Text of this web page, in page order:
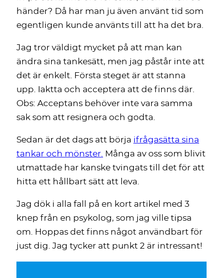
händer? Då har man ju även använt tid som
egentligen kunde använts till att ha det bra.
Jag tror väldigt mycket på att man kan
ändra sina tankesätt, men jag påstår inte att
det är enkelt. Första steget är att stanna
upp. Iaktta och acceptera att de finns där.
Obs: Acceptans behöver inte vara samma
sak som att resignera och godta.
Sedan är det dags att börja ifrågasätta sina
tankar och mönster. Många av oss som blivit
utmattade har kanske tvingats till det för att
hitta ett hållbart sätt att leva.
Jag dök i alla fall på en kort artikel med 3
knep från en psykolog, som jag ville tipsa
om. Hoppas det finns något användbart för
just dig. Jag tycker att punkt 2 är intressant!